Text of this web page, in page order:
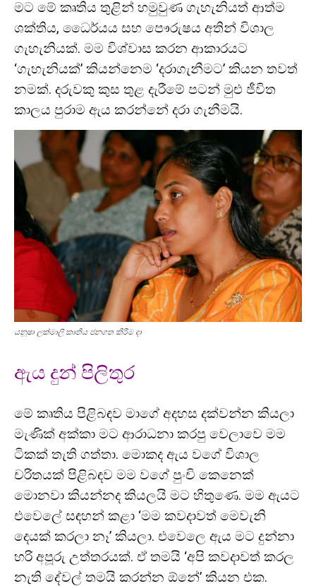
මට මේ කෘතිය තුළින් හමුවුණ ගැහැනියත් ආත්ම
ශක්තිය, ධෛර්යය සහ පෞරුෂය අතින් විශාල
ගැහැනියක්. මම විශ්වාස කරන ආකාරයට
‘ගැහැනියක්’ කියන්නෙම ‘දරාගැනීමට’ කියන තවත්
නමක්. දරුවකු කුස තුළ දැරීමේ පටන් මුළු ජීවිත
කාලය පුරාම ඇය කරන්නේ දරා ගැනීමයි.
යනූෂා ලක්මාලි කෘතිය ජනගත කිරීම දා
ඇය දුන් පිලිතුර
මේ කෘතිය පිළිබඳව මාගේ අදහස දක්වන්න කියලා
මැණික් අක්කා මට ආරාධනා කරපු වෙලාවෙ මම
ටිකක් තැති ගත්තා. මොකද ඇය වගේ විශාල
චරිතයක් පිළිබඳව මම වගේ පුංචි කෙනෙක්
මොනවා කියන්නද කියලයි මට හිතුණෙ. මම ඇයට
එවෙලේ සඳහන් කළා ‘මම කවදාවත් මෙවැනි
දෙයක් කරලා නෑ’ කියලා. එවෙලෙ ඇය මට දුන්නා
හරි අපූරු උත්තරයක්. ඒ තමයි ‘අපි කවදාවත් කරල
නැති දේවල් තමයි කරන්න ඕනේ’ කියන එක.